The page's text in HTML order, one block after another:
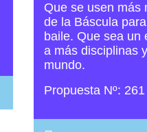
Que se usen más
de la Báscula
baile. Que sea un
a más disciplinas
mundo.
Propuesta Nº: 261